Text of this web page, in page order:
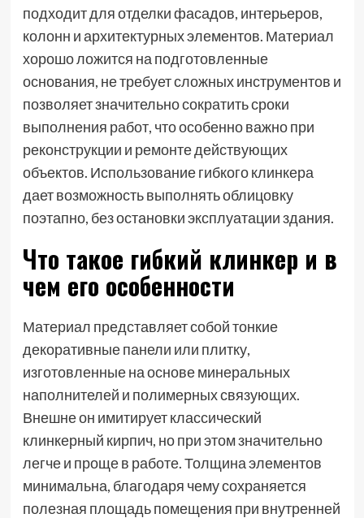
подходит для отделки фасадов, интерьеров,
колонн и архитектурных элементов. Материал
хорошо ложится на подготовленные
основания, не требует сложных инструментов и
позволяет значительно сократить сроки
выполнения работ, что особенно важно при
реконструкции и ремонте действующих
объектов. Использование гибкого клинкера
дает возможность выполнять облицовку
поэтапно, без остановки эксплуатации здания.
Что такое гибкий клинкер и в
чем его особенности
Материал представляет собой тонкие
декоративные панели или плитку,
изготовленные на основе минеральных
наполнителей и полимерных связующих.
Внешне он имитирует классический
клинкерный кирпич, но при этом значительно
легче и проще в работе. Толщина элементов
минимальна, благодаря чему сохраняется
полезная площадь помещения при внутренней